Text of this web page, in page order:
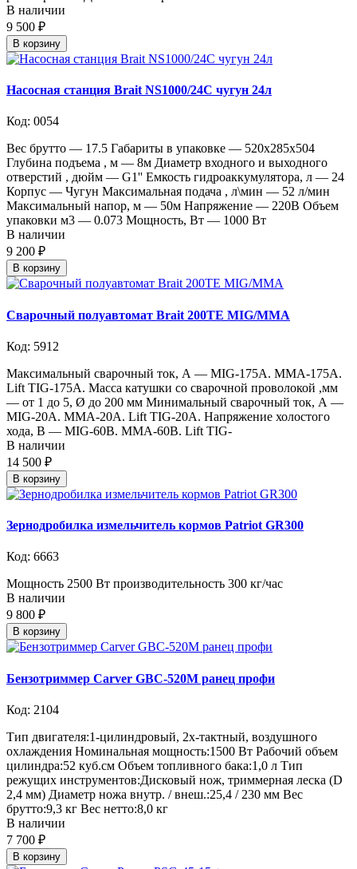
В наличии
9 500 ₽
В корзину
Насосная станция Brait NS1000/24C чугун 24л
Код: 0054
Вес брутто — 17.5 Габариты в упаковке — 520х285х504
Глубина подъема , м — 8м Диаметр входного и выходного
отверстий , дюйм — G1'' Емкость гидроаккумулятора, л — 24
Корпус — Чугун Максимальная подача , л\мин — 52 л/мин
Максимальный напор, м — 50м Напряжение — 220В Объем
упаковки м3 — 0.073 Мощность, Вт — 1000 Вт
В наличии
9 200 ₽
В корзину
Сварочный полуавтомат Brait 200TE MIG/MMA
Код: 5912
Максимальный сварочный ток, А — MIG-175А. MMA-175А.
Lift TIG-175А. Масса катушки со сварочной проволокой ,мм
— от 1 до 5, Ø до 200 мм Минимальный сварочный ток, А —
MIG-20А. MMA-20А. Lift TIG-20А. Напряжение холостого
хода, В — MIG-60В. MMA-60В. Lift TIG-
В наличии
14 500 ₽
В корзину
Зернодробилка измельчитель кормов Patriot GR300
Код: 6663
Мощность 2500 Вт производительность 300 кг/час
В наличии
9 800 ₽
В корзину
Бензотриммер Carver GBC-520M ранец профи
Код: 2104
Тип двигателя:1-цилиндровый, 2х-тактный, воздушного
охлаждения Номинальная мощность:1500 Вт Рабочий объем
цилиндра:52 куб.см Объем топливного бака:1,0 л Тип
режущих инструментов:Дисковый нож, триммерная леска (D
2,4 мм) Диаметр ножа внутр. / внеш.:25,4 / 230 мм Вес
брутто:9,3 кг Вес нетто:8,0 кг
В наличии
7 700 ₽
В корзину